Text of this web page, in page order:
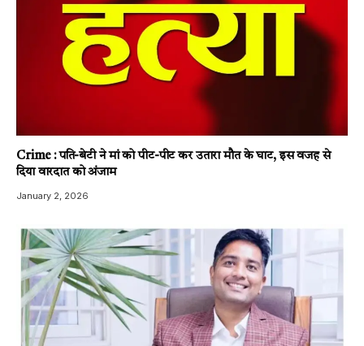
Crime : पति-बेटी ने मां को पीट-पीट कर उतारा मौत के घाट, इस वजह से
दिया वारदात को अंजाम
January 2, 2026